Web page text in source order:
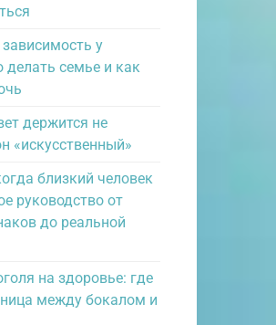
у
делать семье и как
держится не
«искусственный»
близкий человек
руководство от
до реальной
на здоровье: где
между бокалом и